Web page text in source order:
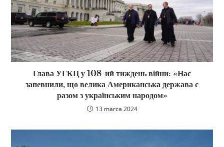
Глава УГКЦ у 108-ий тиждень війни: «Нас
запевнили, що велика Американська держава є
разом з українським народом»
13 marca 2024